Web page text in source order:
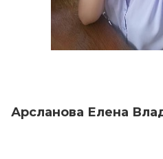
Арсланова Елена